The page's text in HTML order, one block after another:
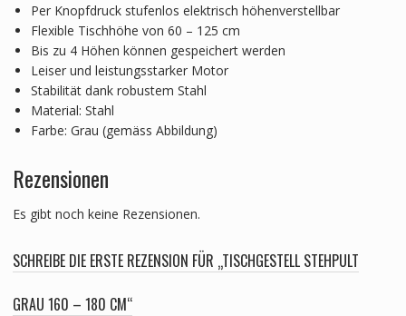
Per Knopfdruck stufenlos elektrisch höhenverstellbar
Flexible Tischhöhe von 60 – 125 cm
Bis zu 4 Höhen können gespeichert werden
Leiser und leistungsstarker Motor
Stabilität dank robustem Stahl
Material: Stahl
Farbe: Grau (gemäss Abbildung)
Rezensionen
Es gibt noch keine Rezensionen.
SCHREIBE DIE ERSTE REZENSION FÜR „TISCHGESTELL STEHPULT
GRAU 160 – 180 CM“